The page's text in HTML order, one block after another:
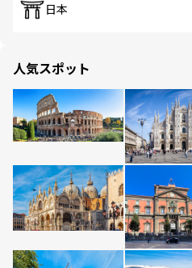
日本
人気スポット